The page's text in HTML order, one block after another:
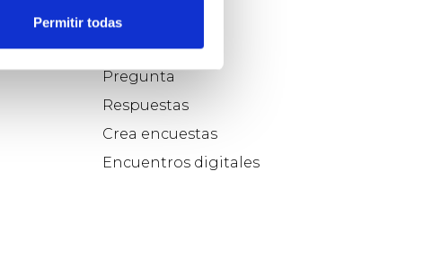
Permitir todasParticipa...
Pregunta
Respuestas
Crea encuestas
Encuentros digitales